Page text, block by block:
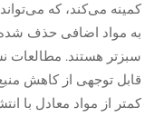
کمینه می‌کند، که
به مواد اضافی حذف شده
سبزتر هستند. مطالعات
قابل توجهی از کاهش
کمتر از مواد معادل با